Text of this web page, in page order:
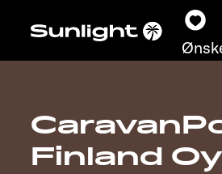
Modeller
Finland Oy